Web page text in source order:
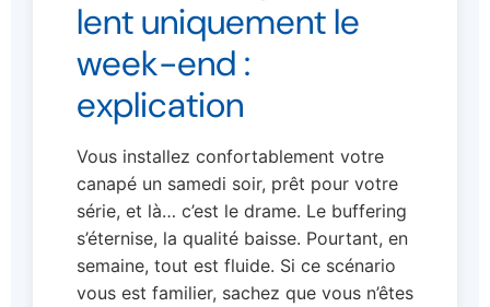
lent uniquement le
week-end :
explication
Vous installez confortablement votre
canapé un samedi soir, prêt pour votre
série, et là… c’est le drame. Le buffering
s’éternise, la qualité baisse. Pourtant, en
semaine, tout est fluide. Si ce scénario
vous est familier, sachez que vous n’êtes